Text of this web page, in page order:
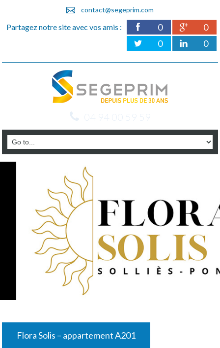
contact@segeprim.com
Partagez notre site avec vos amis : 0
0
0
0
04 94 00 59 59
Flora Solis – appartement A201